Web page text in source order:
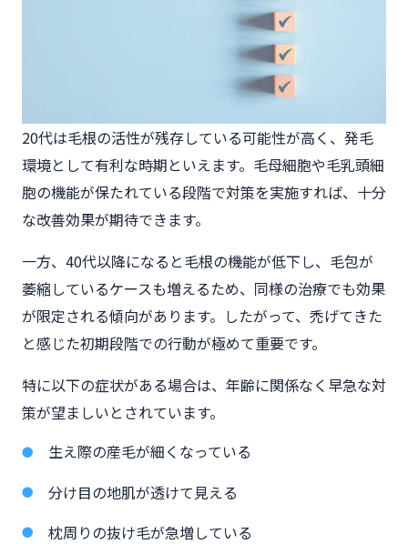
20代は毛根の活性が残存している可能性が高く、発毛
環境として有利な時期といえます。毛母細胞や毛乳頭細
胞の機能が保たれている段階で対策を実施すれば、十分
な改善効果が期待できます。
一方、40代以降になると毛根の機能が低下し、毛包が
萎縮しているケースも増えるため、同様の治療でも効果
が限定される傾向があります。したがって、禿げてきた
と感じた初期段階での行動が極めて重要です。
特に以下の症状がある場合は、年齢に関係なく早急な対
策が望ましいとされています。
生え際の産毛が細くなっている
分け目の地肌が透けて見える
枕周りの抜け毛が急増している